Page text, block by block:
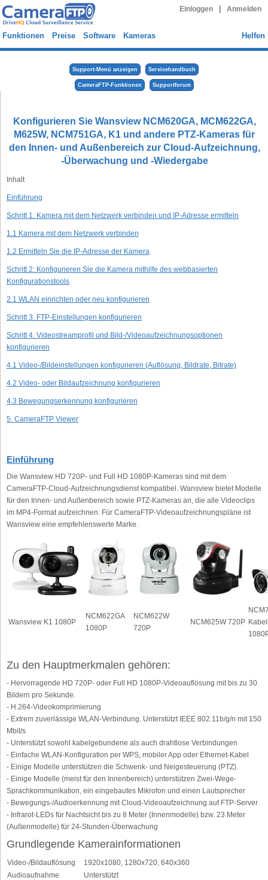
Einloggen Anmelden
Funktionen Preise Software Kameras Helfen
Support-Menü anzeigen Servicehandbuch
CameraFTP-Funktionen Supportforum
Konfigurieren Sie Wansview NCM620GA, MCM622GA,
M625W, NCM751GA, K1 und andere PTZ-Kameras für
den Innen- und Außenbereich zur Cloud-Aufzeichnung,
-Überwachung und -Wiedergabe
Inhalt
Einführung
Schritt 1: Kamera mit dem Netzwerk verbinden und IP-Adresse ermitteln
1.1 Kamera mit dem Netzwerk verbinden
1.2 Ermitteln Sie die IP-Adresse der Kamera
Schritt 2: Konfigurieren Sie die Kamera mithilfe des webbasierten
Konfigurationstools
2.1 WLAN einrichten oder neu konfigurieren
Schritt 3. FTP-Einstellungen konfigurieren
Schritt 4. Videostreamprofil und Bild-/Videoaufzeichnungsoptionen
konfigurieren
4.1 Video-/Bildeinstellungen konfigurieren (Auflösung, Bildrate, Bitrate)
4.2 Video- oder Bildaufzeichnung konfigurieren
4.3 Bewegungserkennung konfigurieren
5. CameraFTP Viewer
Einführung
Die Wansview HD 720P- und Full HD 1080P-Kameras sind mit dem
CameraFTP-Cloud-Aufzeichnungsdienst kompatibel. Wansview bietet Modelle
für den Innen- und Außenbereich sowie PTZ-Kameras an, die alle Videoclips
im MP4-Format aufzeichnen. Für CameraFTP-Videoaufzeichnungspläne ist
Wansview eine empfehlenswerte Marke.
Wansview K1 1080P
NCM622GA
1080P
NCM622W
720P
NCM625W 720P
Zu den Hauptmerkmalen gehören:
- Hervorragende HD 720P- oder Full HD 1080P-Videoauflösung mit bis zu 30
Bildern pro Sekunde.
- H.264-Videokomprimierung
- Extrem zuverlässige WLAN-Verbindung. Unterstützt IEEE 802.11b/g/n mit 150
Mbit/s
- Unterstützt sowohl kabelgebundene als auch drahtlose Verbindungen
- Einfache WLAN-Konfiguration per WPS, mobiler App oder Ethernet-Kabel
- Einige Modelle unterstützen die Schwenk- und Neigesteuerung (PTZ).
- Einige Modelle (meist für den Innenbereich) unterstützen Zwei-Wege-
Sprachkommunikation, ein eingebautes Mikrofon und einen Lautsprecher
- Bewegungs-/Audioerkennung mit Cloud-Videoaufzeichnung auf FTP-Server
- Infrarot-LEDs für Nachtsicht bis zu 8 Meter (Innenmodelle) bzw. 23 Meter
(Außenmodelle) für 24-Stunden-Überwachung
Grundlegende Kamerainformationen
Video-/Bildauflösung
1920x1080, 1280x720, 640x360
Audioaufnahme
Unterstützt